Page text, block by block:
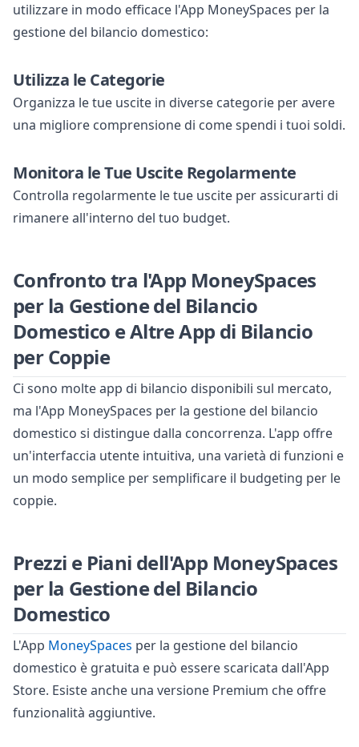
utilizzare in modo efficace l'App MoneySpaces per la
gestione del bilancio domestico:
Utilizza le Categorie
Organizza le tue uscite in diverse categorie per avere
una migliore comprensione di come spendi i tuoi soldi.
Monitora le Tue Uscite Regolarmente
Controlla regolarmente le tue uscite per assicurarti di
rimanere all'interno del tuo budget.
Confronto tra l'App MoneySpaces
per la Gestione del Bilancio
Domestico e Altre App di Bilancio
per Coppie
Ci sono molte app di bilancio disponibili sul mercato,
ma l'App MoneySpaces per la gestione del bilancio
domestico si distingue dalla concorrenza. L'app offre
un'interfaccia utente intuitiva, una varietà di funzioni e
un modo semplice per semplificare il budgeting per le
coppie.
Prezzi e Piani dell'App MoneySpaces
per la Gestione del Bilancio
Domestico
L'App MoneySpaces per la gestione del bilancio
domestico è gratuita e può essere scaricata dall'App
Store. Esiste anche una versione Premium che offre
funzionalità aggiuntive.